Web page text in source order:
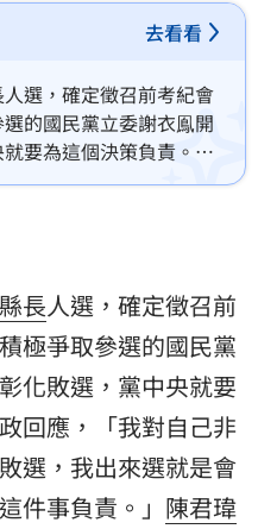
去看看
選，確定徵召前考紀會
的國民黨立委謝衣鳯開
要為這個決策負責。」
信心，我不認為我會敗
訴訟案件比喻：相爭不
長人選，確定徵召前
極爭取參選的國民黨
化敗選，黨中央就要
回應，「我對自己非
選，我出來選就是會
件事負責。」 陳君瑋